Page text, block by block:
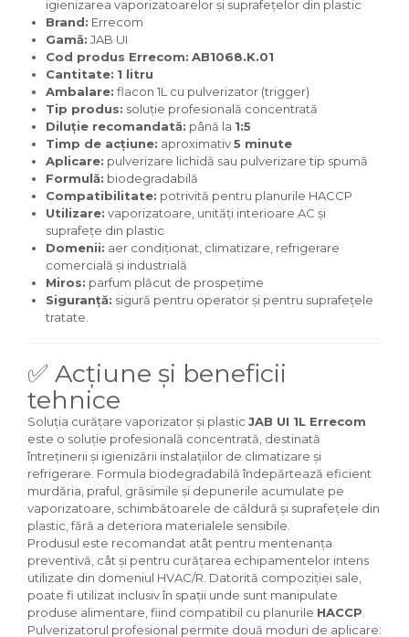
igienizarea vaporizatoarelor și suprafețelor din plastic
Brand: Errecom
Gamă: JAB UI
Cod produs Errecom: AB1068.K.01
Cantitate: 1 litru
Ambalare: flacon 1L cu pulverizator (trigger)
Tip produs: soluție profesională concentrată
Diluție recomandată: până la 1:5
Timp de acțiune: aproximativ5 minute
Aplicare: pulverizare lichidă sau pulverizare tip spumă
Formulă: biodegradabilă
Compatibilitate: potrivită pentru planurile HACCP
Utilizare: vaporizatoare, unități interioare AC și
suprafețe din plastic
Domenii: aer condiționat, climatizare, refrigerare
comercială și industrială
Miros: parfum plăcut de prospețime
Siguranță: sigură pentru operator și pentru suprafețele
tratate.
✅ Acțiune și beneficii
tehnice
Soluția curățare vaporizator și plastic JAB UI 1L Errecom
este o soluție profesională concentrată, destinată
întreținerii și igienizării instalațiilor de climatizare și
refrigerare. Formula biodegradabilă îndepărtează eficient
murdăria, praful, grăsimile și depunerile acumulate pe
vaporizatoare, schimbătoarele de căldură și suprafețele din
plastic, fără a deteriora materialele sensibile.
Produsul este recomandat atât pentru mentenanța
preventivă, cât și pentru curățarea echipamentelor intens
utilizate din domeniul HVAC/R. Datorită compoziției sale,
poate fi utilizat inclusiv în spații unde sunt manipulate
produse alimentare, fiind compatibil cu planurile HACCP
Pulverizatorul profesional permite două moduri de aplicare: